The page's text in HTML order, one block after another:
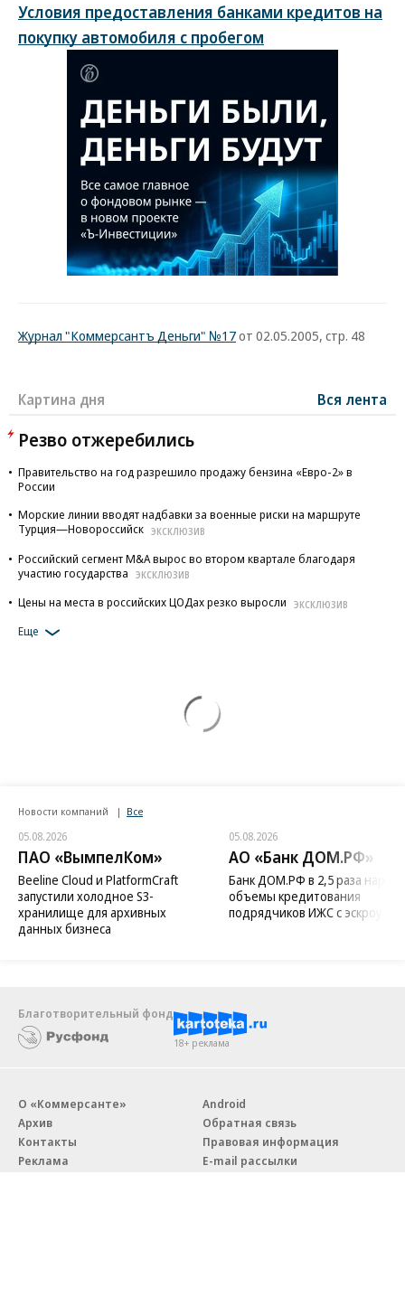
Условия предоставления банками кредитов на
покупку автомобиля с пробегом
Журнал "Коммерсантъ Деньги" №17от 02.05.2005, стр. 48
Картина дня Вся лента
Резво отжеребились
Правительство на год разрешило продажу бензина «Евро-2» в
России
Морские линии вводят надбавки за военные риски на маршруте
Турция—Новороссийск ЭКСКЛЮЗИВ
Российский сегмент M&A вырос во втором квартале благодаря
участию государства
ЭКСКЛЮЗИВ
Цены на места в российских ЦОДах резко выросли ЭКСКЛЮЗИВ
Еще
Новости компаний Все
05.08.2026
ПАО «ВымпелКом»
Beeline Cloud и PlatformCraft
запустили холодное S3-
хранилище для архивных
данных бизнеса
05.08.2026
АО «Банк ДОМ.РФ»
Банк ДОМ.РФ в 2,5 раза
объемы кредитования
подрядчиков ИЖС с эскроу
Благотворительный фонд
18+ реклама
О «Коммерсанте»
Архив
Контакты
Реклама
Android
Обратная связь
Правовая информация
E-mail рассылки